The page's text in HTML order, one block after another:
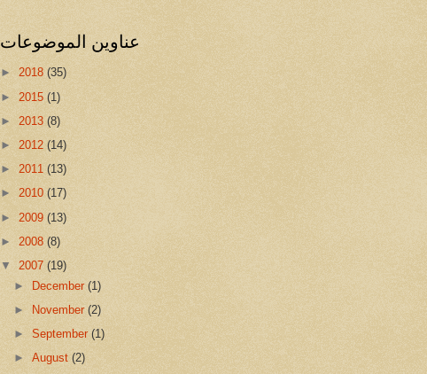
عناوين الموضوعات
► 2018 (35)
► 2015 (1)
► 2013 (8)
► 2012 (14)
► 2011 (13)
► 2010 (17)
► 2009 (13)
► 2008 (8)
▼ 2007 (19)
►
December(1)
►
November(2)
►September(1)
►August(2)